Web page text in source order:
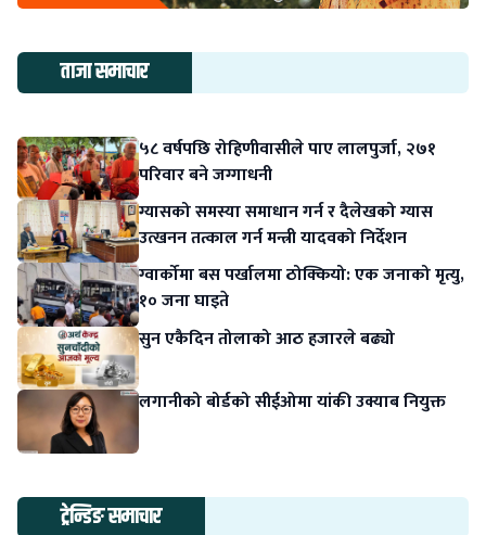
ताजा समाचार
५८ वर्षपछि रोहिणीवासीले पाए लालपुर्जा, २७१
परिवार बने जग्गाधनी
ग्यासको समस्या समाधान गर्न र दैलेखको ग्यास
उत्खनन तत्काल गर्न मन्त्री यादवको निर्देशन
ग्वार्कोमा बस पर्खालमा ठोक्कियो: एक जनाको मृत्यु,
१० जना घाइते
सुन एकैदिन तोलाको आठ हजारले बढ्यो
लगानीको बोर्डको सीईओमा यांकी उक्याब नियुक्त
ट्रेन्डिङ समाचार